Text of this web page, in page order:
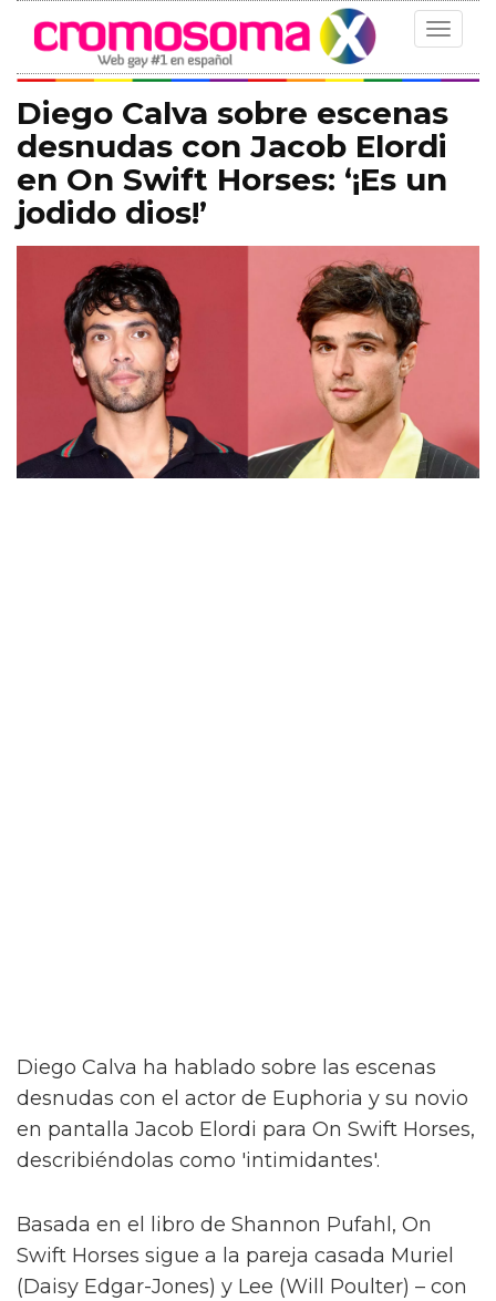
Toggle
Diego Calva sobre escenas
desnudas con Jacob Elordi
en On Swift Horses: ‘¡Es un
jodido dios!’
Diego Calva ha hablado sobre las escenas
desnudas con el actor de Euphoria y su novio
en pantalla Jacob Elordi para On Swift Horses,
describiéndolas como 'intimidantes'.
Basada en el libro de Shannon Pufahl, On
Swift Horses sigue a la pareja casada Muriel
(Daisy Edgar-Jones) y Lee (Will Poulter) – con